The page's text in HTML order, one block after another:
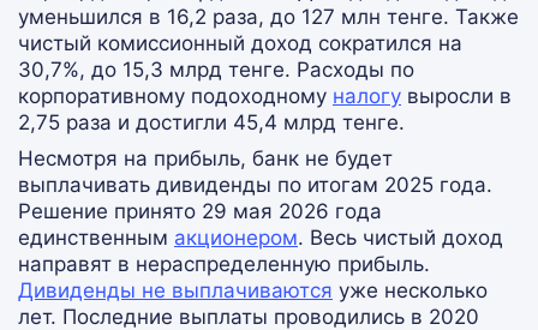
уменьшился в 16,2 раза, до 127 млн тенге. Также
чистый комиссионный доход сократился на
30,7%, до 15,3 млрд тенге. Расходы по
корпоративному подоходному налогу выросли в
2,75 раза и достигли 45,4 млрд тенге.
Несмотря на прибыль, банк не будет
выплачивать дивиденды по итогам 2025 года.
Решение принято 29 мая 2026 года
единственным акционером. Весь чистый доход
направят в нераспределенную прибыль.
Дивиденды не выплачиваются уже несколько
лет. Последние выплаты проводились в 2020